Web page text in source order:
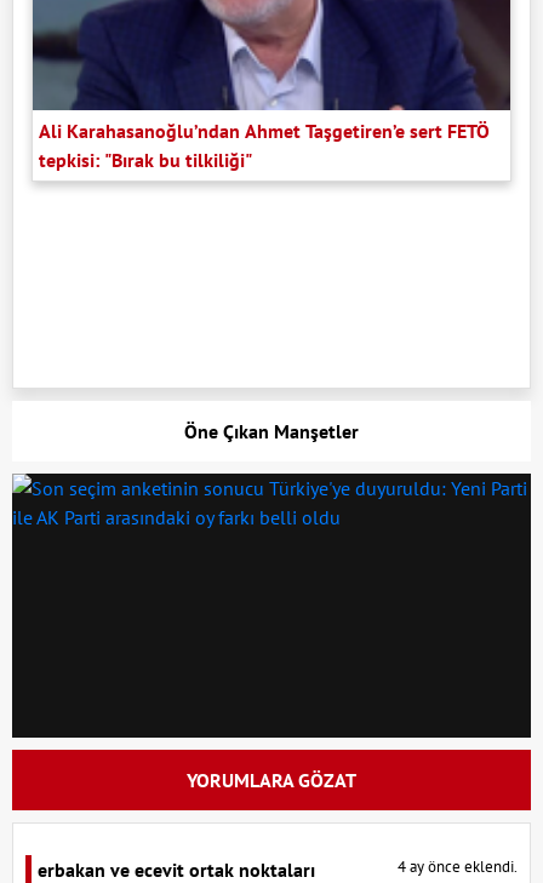
Ali Karahasanoğlu’ndan Ahmet Taşgetiren’e sert FETÖ
tepkisi: "Bırak bu tilkiliği"
Öne Çıkan Manşetler
YORUMLARA GÖZAT
erbakan ve ecevit ortak noktaları 4 ay önce eklendi.